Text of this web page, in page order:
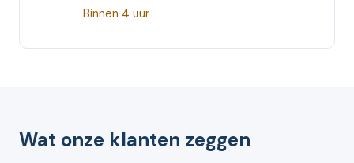
Binnen 4 uur
Wat onze klanten zeggen